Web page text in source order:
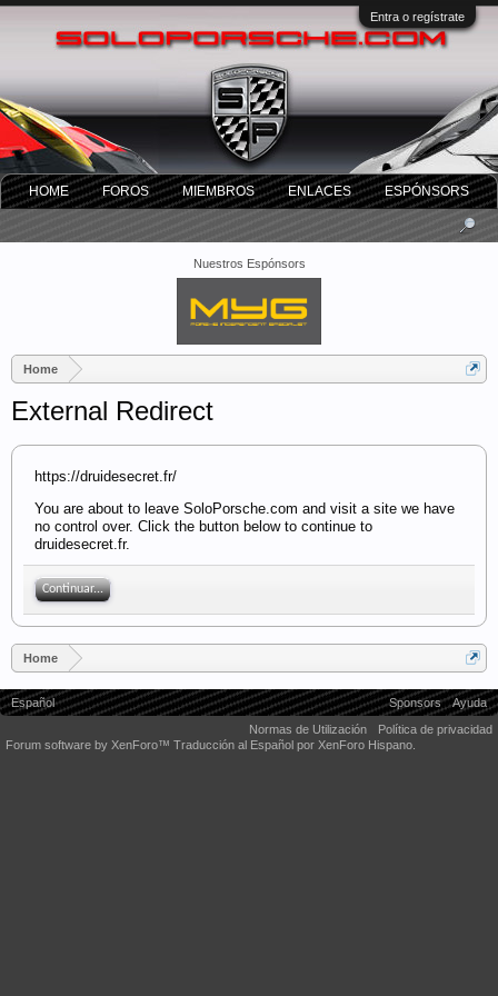
Entra o regístrate
Nuestros Espónsors
Home
External Redirect
https://druidesecret.fr/
You are about to leave SoloPorsche.com and visit a site we have
no control over. Click the button below to continue to
druidesecret.fr.
Continuar...
Home
HOME FOROS MIEMBROS ENLACES ESPÓNSORS
Español Sponsors
Ayuda
Normas de Utilización
Política de privacidad
Forum software by XenForo™ Traducción al Español por XenForo Hispano.